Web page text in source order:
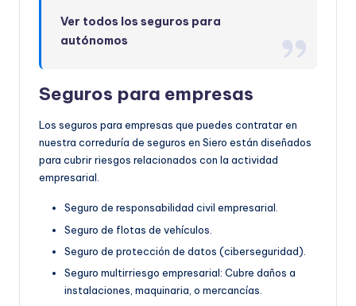
Ver todos los seguros para
autónomos
Seguros para empresas
Los seguros para empresas que puedes contratar en
nuestra correduría de seguros en Siero están diseñados
para cubrir riesgos relacionados con la actividad
empresarial.
Seguro de responsabilidad civil empresarial.
Seguro de flotas de vehículos.
Seguro de protección de datos (ciberseguridad).
Seguro multirriesgo empresarial: Cubre daños a
instalaciones, maquinaria, o mercancías.